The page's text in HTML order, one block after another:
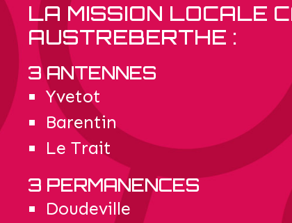
LA MISSION LOCALE
AUSTREBERTHE :
3 ANTENNES
Yvetot
Barentin
Le Trait
3 PERMANENCES
Doudeville